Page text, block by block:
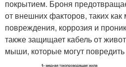
покрытием. Броня
от внешних факторов, таких как
повреждения, коррозия и
также защищает кабель от
мыши, которые могут